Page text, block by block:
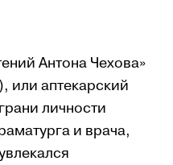
Антона Чехова»
или аптекарский
личности
и врача,